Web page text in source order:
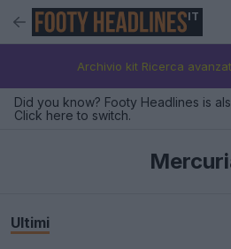
IT
Archivio kit Ricerca
Did you know? Footy Headlines is
Click here to switch.
Ultimi